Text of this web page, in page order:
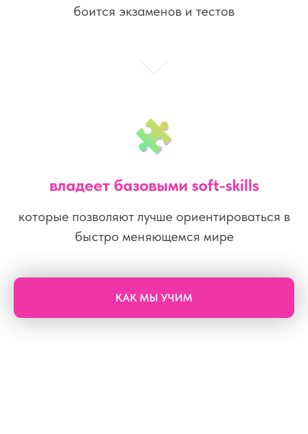
боится экзаменов и тестов
владеет базовыми soft-skills
которые позволяют лучше ориентироваться в
быстро меняющемся мире
КАК МЫ УЧИМ